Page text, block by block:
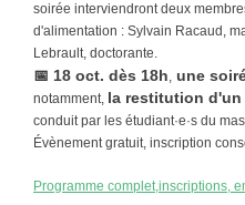
soirée interviendront deux
d'alimentation : Sylvain Racaud,
Lebrault, doctorante.
📅 18 oct. dès 18h, une
notamment, la restitution
conduit par les étudiant·e·s du
Évènement gratuit, inscription
Programme complet,inscriptions,